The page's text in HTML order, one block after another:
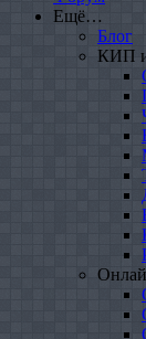
Ещё…
Блог
КИП